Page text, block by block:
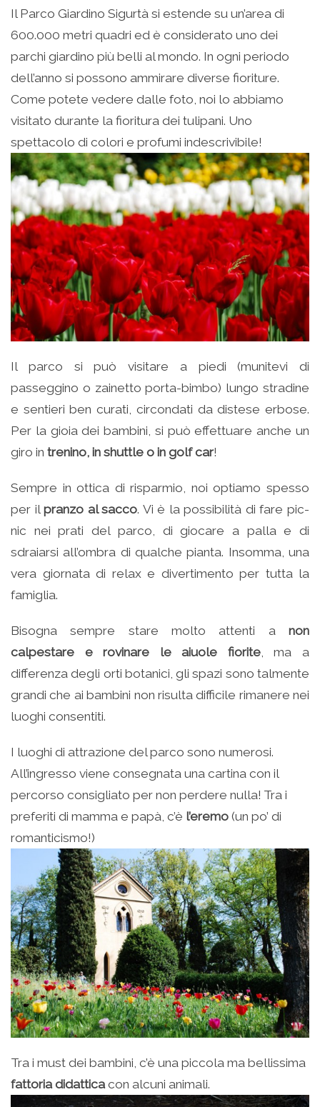
Il Parco Giardino Sigurtà si estende su un’area di
600.000 metri quadri ed è considerato uno dei
parchi giardino più belli al mondo. In ogni periodo
dell’anno si possono ammirare diverse fioriture.
Come potete vedere dalle foto, noi lo abbiamo
visitato durante la fioritura dei tulipani. Uno
spettacolo di colori e profumi indescrivibile!
Il parco si può visitare a piedi (munitevi di
passeggino o zainetto porta-bimbo) lungo stradine
e sentieri ben curati, circondati da distese erbose.
Per la gioia dei bambini, si può effettuare anche un
giro in trenino, in shuttle o in golf car!
Sempre in ottica di risparmio, noi optiamo spesso
per ilpranzo al sacco. Vi è la possibilità di fare pic-
nic nei prati del parco, di giocare a palla e di
sdraiarsi all’ombra di qualche pianta. Insomma, una
vera giornata di relax e divertimento per tutta la
famiglia.
Bisogna sempre stare molto attenti a non
calpestare e rovinare le aiuole fiorite, ma a
differenza degli orti botanici, gli spazi sono talmente
grandi che ai bambini non risulta difficile rimanere nei
luoghi consentiti.
I luoghi di attrazione del parco sono numerosi.
All’ingresso viene consegnata una cartina con il
percorso consigliato per non perdere nulla! Tra i
preferiti di mamma e papà, c’è l’eremo (un po’ di
romanticismo!)
Tra i must dei bambini, c’è una piccola ma bellissima
fattoria didatticacon alcuni animali.